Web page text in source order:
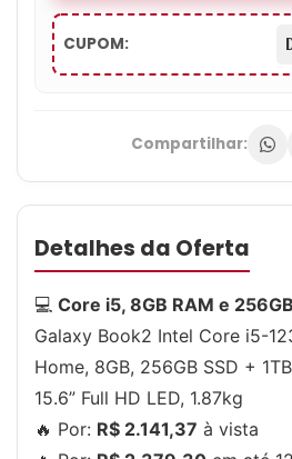
CUPOM:
Compartilhar:
Detalhes da Oferta
💻 Core i5, 8GB RAM e
Galaxy Book2 Intel Core i5-
Home, 8GB, 256GB SSD +
15.6” Full HD LED, 1.87kg
🔥 Por: R$ 2.141,37 à vista